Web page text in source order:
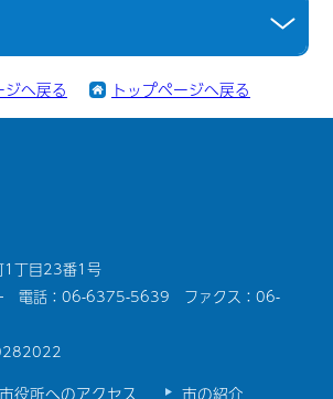
へ戻る トップページへ戻る
1丁目23番1号
電話：06-6375-5639 ファクス：06-
市役所へのアクセス
市の紹介